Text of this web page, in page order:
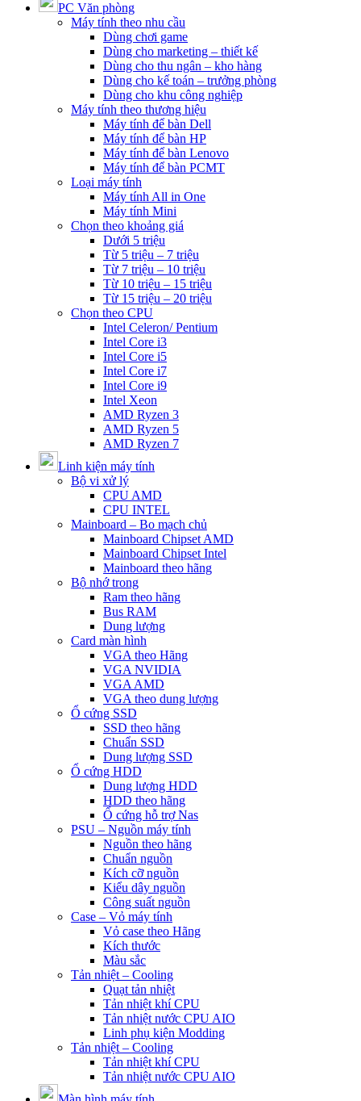
PC Văn phòng
Máy tính theo nhu cầu
Dùng chơi game
Dùng cho marketing – thiết kế
Dùng cho thu ngân – kho hàng
Dùng cho kế toán – trưởng phòng
Dùng cho khu công nghiệp
Máy tính theo thương hiệu
Máy tính để bàn Dell
Máy tính để bàn HP
Máy tính để bàn Lenovo
Máy tính để bàn PCMT
Loại máy tính
Máy tính All in One
Máy tính Mini
Chọn theo khoảng giá
Dưới 5 triệu
Từ 5 triệu – 7 triệu
Từ 7 triệu – 10 triệu
Từ 10 triệu – 15 triệu
Từ 15 triệu – 20 triệu
Chọn theo CPU
Intel Celeron/ Pentium
Intel Core i3
Intel Core i5
Intel Core i7
Intel Core i9
Intel Xeon
AMD Ryzen 3
AMD Ryzen 5
AMD Ryzen 7
Linh kiện máy tính
Bộ vi xử lý
CPU AMD
CPU INTEL
Mainboard – Bo mạch chủ
Mainboard Chipset AMD
Mainboard Chipset Intel
Mainboard theo hãng
Bộ nhớ trong
Ram theo hãng
Bus RAM
Dung lượng
Card màn hình
VGA theo Hãng
VGA NVIDIA
VGA AMD
VGA theo dung lượng
Ổ cứng SSD
SSD theo hãng
Chuẩn SSD
Dung lượng SSD
Ổ cứng HDD
Dung lượng HDD
HDD theo hãng
Ổ cứng hỗ trợ Nas
PSU – Nguồn máy tính
Nguồn theo hãng
Chuẩn nguồn
Kích cỡ nguồn
Kiểu dây nguồn
Công suất nguồn
Case – Vỏ máy tính
Vỏ case theo Hãng
Kích thước
Màu sắc
Tản nhiệt – Cooling
Quạt tản nhiệt
Tản nhiệt khí CPU
Tản nhiệt nước CPU AIO
Linh phụ kiện Modding
Tản nhiệt – Cooling
Tản nhiệt khí CPU
Tản nhiệt nước CPU AIO